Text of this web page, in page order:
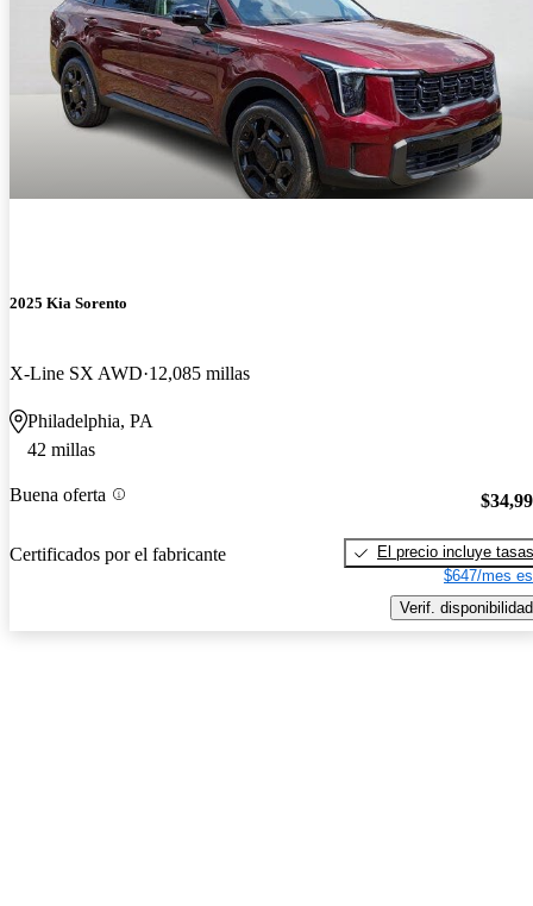
2025 Kia Sorento
X-Line SX AWD 12,085 millas
Philadelphia, PA
42 millas
Buena oferta
Certificados por el fabricante
El precio incluye tasas
$647/mes
Verif. disponibilidad